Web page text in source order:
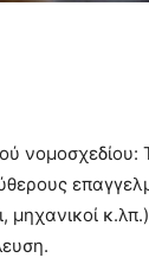
μηχανικοί